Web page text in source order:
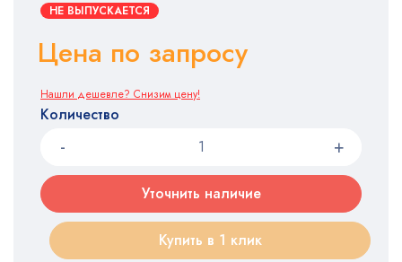
НЕ ВЫПУСКАЕТСЯ
Цена по запросу
Нашли дешевле? Снизим цену!
Количество
Уточнить наличие
Купить в 1 клик